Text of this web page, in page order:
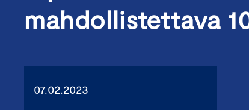
mahdollistettava
07.02.2023